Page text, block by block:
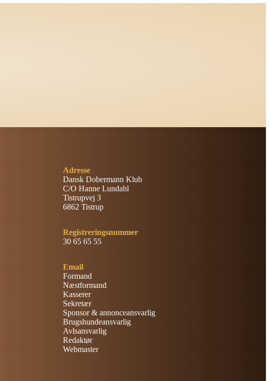
Adresse
Dansk Dobermann Klub
C/O Hanne Lundahl
Tistrupvej 3
6862 Tistrup
Registreringsnummer
30 65 65 55
Email
Formand
Næstformand
Kasserer
Sekretær
Sponsor & annonceansvarlig
Brugshundeansvarlig
Avlsansvarlig
Redaktør
Webmaster